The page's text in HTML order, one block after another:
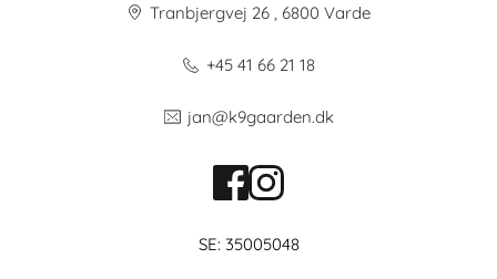
Tranbjergvej 26 , 6800 Varde
+45 41 66 21 18
jan@k9gaarden.dk
SE: 35005048